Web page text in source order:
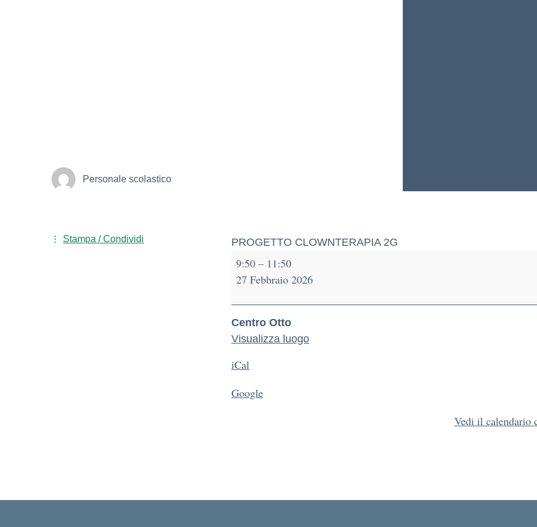
Personale scolastico
Stampa / Condividi PROGETTO CLOWNTERAPIA 2G
9:50 – 11:50
27 Febbraio 2026
Centro Otto
Visualizza luogo
iCal
Google
Vedi il calendario